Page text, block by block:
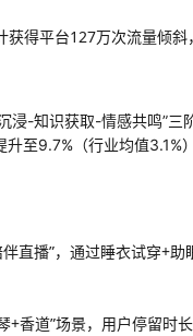
获得平台127万次流量倾
-知识获取-情感共鸣”三
至9.7%（行业均值3.1%）
直播”，通过睡衣试穿+
香道”场景，用户停留时